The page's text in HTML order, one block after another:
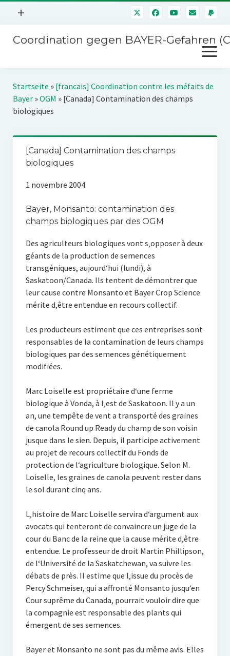
Menü
+
Mitmachen
Über uns
Kontakt
Impressum
Störfälle
Coordination gegen BAYER-Gefahren
Menü
öffnen
Kampagnen
BAYER-Hauptversammlungen
Jahrestagung
Startseite » [francais] Coordination contre les méfaits de
Bayer»OGM » [Canada] Contamination des champs
biologiques
[Canada] Contamination des champs
biologiques
1 novembre 2004
Bayer, Monsanto: contamination des
champs biologiques par des OGM
Des agriculteurs biologiques vont s‚opposer à deux
géants de la production de semences
transgéniques, aujourd‘hui (lundi), à
Saskatoon/Canada. Ils tentent de démontrer que
leur cause contre Monsanto et Bayer Crop Science
mérite d‚être entendue en recours collectif.
Les producteurs estiment que ces entreprises sont
responsables de la contamination de leurs champs
biologiques par des semences génétiquement
modifiées.
Marc Loiselle est propriétaire d‘une ferme
biologique à Vonda, à l‚est de Saskatoon. Il y a un
an, une tempête de vent a transporté des graines
de canola Round up Ready du champ de son voisin
jusque dans le sien. Depuis, il participe activement
au projet de recours collectif du Fonds de
protection de l‘agriculture biologique. Selon M.
Loiselle, les graines de canola peuvent rester dans
le sol durant cinq ans.
L‚histoire de Marc Loiselle servira d‘argument aux
avocats qui tenteront de convaincre un juge de la
cour du Banc de la reine que la cause mérite d‚être
entendue. Le professeur de droit Martin Phillipson,
de l‘Université de la Saskatchewan, va suivre les
débats de près. Il estime que l‚issue du procès de
Percy Schmeiser, qui a affronté Monsanto jusqu‘en
Cour suprême du Canada, pourrait vouloir dire que
la compagnie est responsable des plants qui
émergent de ses semences.
Bayer et Monsanto ne sont pas du même avis. Elles